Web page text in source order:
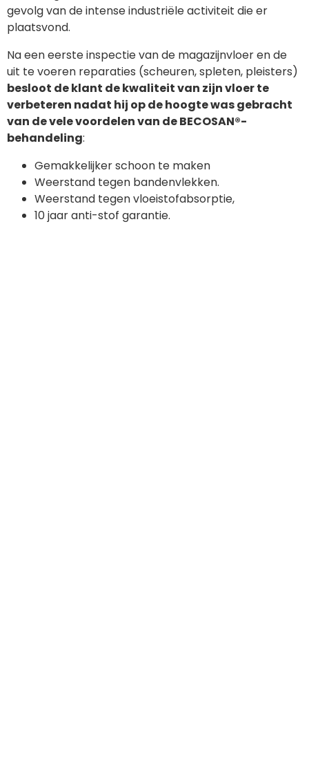
gevolg van de intense industriële activiteit die er
plaatsvond.
Na een eerste inspectie van de magazijnvloer en de
uit te voeren reparaties (scheuren, spleten, pleisters)
besloot de klant de kwaliteit van zijn vloer te
verbeteren nadat hij op de hoogte was gebracht
van de vele voordelen van de BECOSAN®-
behandeling:
Gemakkelijker schoon te maken
Weerstand tegen bandenvlekken.
Weerstand tegen vloeistofabsorptie,
10 jaar anti-stof garantie.